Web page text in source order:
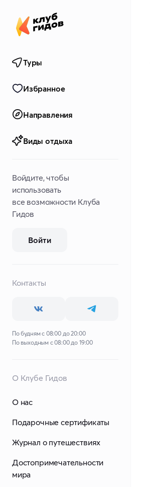
Туры
Избранное
Направления
Виды отдыха
Войдите, чтобы
использовать
все возможности Клуба
Гидов
Войти
Контакты
По будням с 08:00 до 20:00
По выходным с 08:00 до 19:00
О Клубе Гидов
О нас
Подарочные сертификаты
Журнал о путешествиях
Достопримечательности
мира